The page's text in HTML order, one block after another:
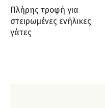
Πλήρης τροφή για
στειρωμένες ενήλικες
γάτες